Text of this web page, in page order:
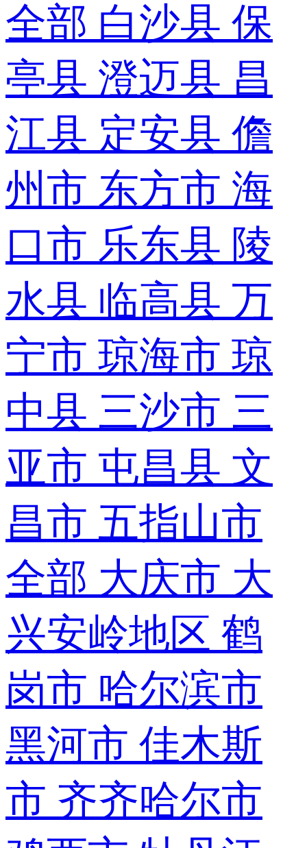
全部 白沙县 保
亭县 澄迈县 昌
江县 定安县 儋
州市 东方市 海
口市 乐东县 陵
水县 临高县 万
宁市 琼海市 琼
中县 三沙市 三
亚市 屯昌县 文
昌市 五指山市
全部 大庆市 大
兴安岭地区 鹤
岗市 哈尔滨市
黑河市 佳木斯
市 齐齐哈尔市